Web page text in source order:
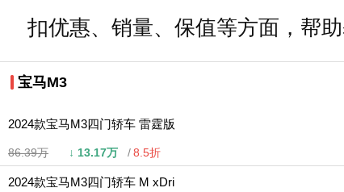
扣优惠、销量、保值等方面，帮
宝马M3
2024款宝马M3四门轿车 雷霆版
86.39万 ↓ 13.17万 8.5折
2024款宝马M3四门轿车 M xDri